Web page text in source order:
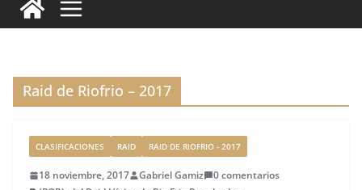
e
o
o
k
te l e l re p
ir
Raid de Riofrio – 2017
CLASIFICACIONES RAID RAID DE RIOFRIO - 2017
18 noviembre, 2017 Gabriel Gamiz
0 comentarios